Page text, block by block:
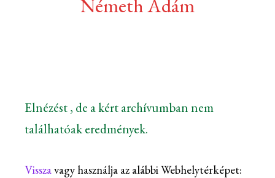
Németh Ádám
Elnézést , de a kért archívumban nem
találhatóak eredmények.
Visszavagy használja az alábbi Webhelytérképet: